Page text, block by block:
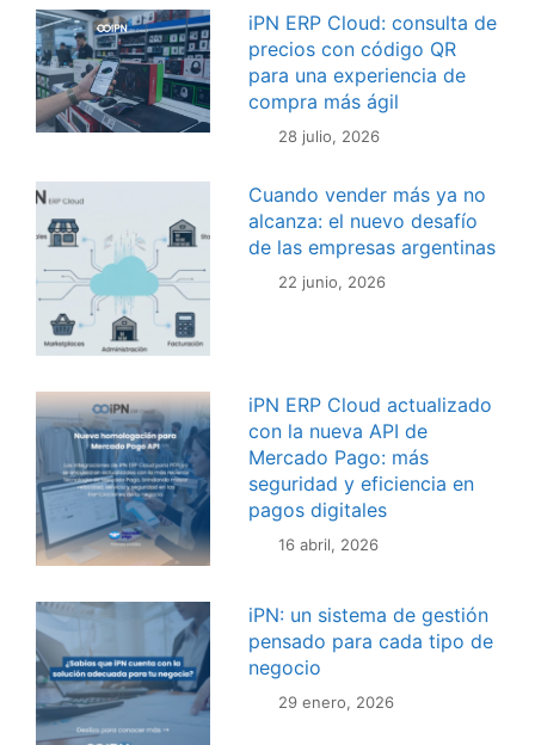
iPN ERP Cloud: consulta de
precios con código QR
para una experiencia de
compra más ágil
28 julio, 2026
Cuando vender más ya no
alcanza: el nuevo desafío
de las empresas argentinas
22 junio, 2026
iPN ERP Cloud actualizado
con la nueva API de
Mercado Pago: más
seguridad y eficiencia en
pagos digitales
16 abril, 2026
iPN: un sistema de gestión
pensado para cada tipo de
negocio
29 enero, 2026